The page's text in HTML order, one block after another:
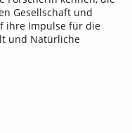
Gesellschaft und
ihre Impulse für die
und Natürliche